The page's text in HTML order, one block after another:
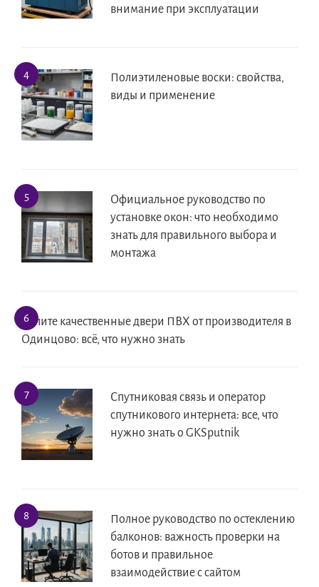
внимание при эксплуатации
Полиэтиленовые воски: свойства,
виды и применение
Официальное руководство по
установке окон: что необходимо
знать для правильного выбора и
монтажа
Купите качественные двери ПВХ от производителя в
Одинцово: всё, что нужно знать
Спутниковая связь и оператор
спутникового интернета: все, что
нужно знать о GKSputnik
Полное руководство по остеклению
балконов: важность проверки на
ботов и правильное
взаимодействие с сайтом